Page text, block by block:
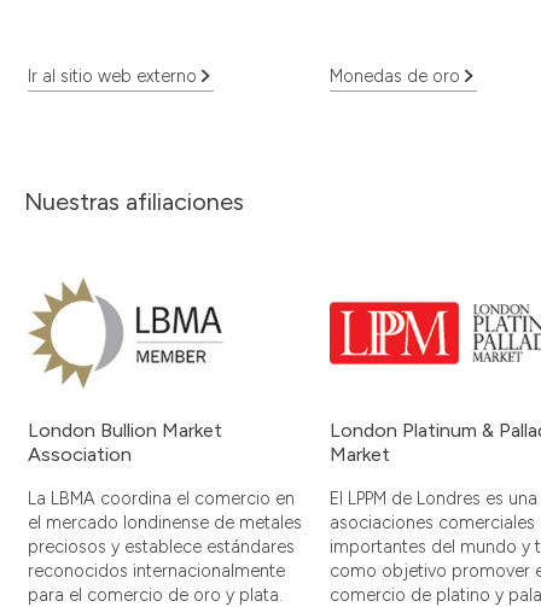
Ir al sitio web externo Monedas de oro
Nuestras afiliaciones
London Bullion Market
Association
La LBMA coordina el comercio en
el mercado londinense de metales
preciosos y establece estándares
reconocidos internacionalmente
para el comercio de oro y plata.
London Platinum &
Market
El LPPM de Londres es
asociaciones comerciales
importantes del mundo y
como objetivo promover
comercio de platino y